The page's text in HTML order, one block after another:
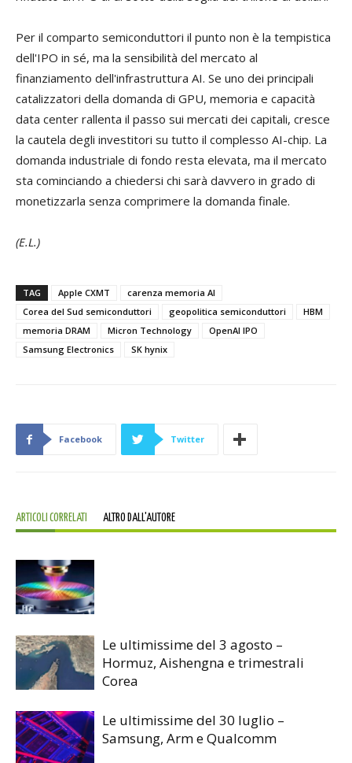
Per il comparto semiconduttori il punto non è la tempistica
dell'IPO in sé, ma la sensibilità del mercato al
finanziamento dell'infrastruttura AI. Se uno dei principali
catalizzatori della domanda di GPU, memoria e capacità
data center rallenta il passo sui mercati dei capitali, cresce
la cautela degli investitori su tutto il complesso AI-chip. La
domanda industriale di fondo resta elevata, ma il mercato
sta cominciando a chiedersi chi sarà davvero in grado di
monetizzarla senza comprimere la domanda finale.
(E.L.)
TAG Apple CXMT
carenza memoria AI
Corea del Sud semiconduttori
geopolitica semiconduttori
HBM
memoria DRAM
Micron Technology
OpenAI IPO
Samsung Electronics
SK hynix
Facebook Twitter
ARTICOLI CORRELATI ALTRO DALL'AUTORE
Le ultimissime del 3 agosto –
Hormuz, Aishengna e trimestrali
Corea
Le ultimissime del 30 luglio –
Samsung, Arm e Qualcomm